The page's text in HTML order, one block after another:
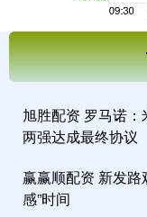
旭胜配资 罗马诺
两强达成最终协议
赢赢顺配资 新发
感”时间